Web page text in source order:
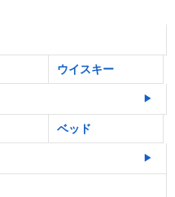
ウイスキー
ベッド